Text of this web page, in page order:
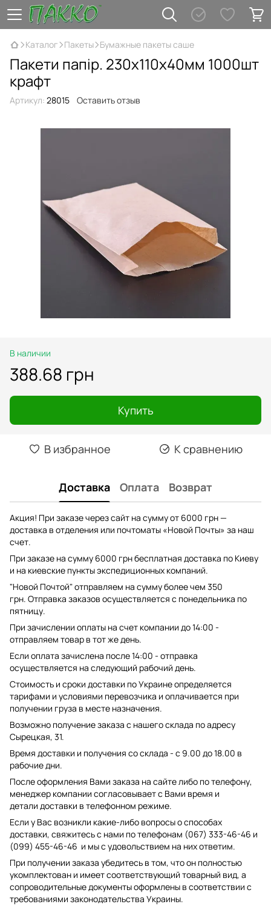
Каталог Пакеты Бумажные пакеты саше
Пакети папір. 230х110х40мм 1000шт
крафт
Артикул: 28015 Оставить отзыв
В наличии
388.68 грн
Купить
В избранное К сравнению
Доставка Оплата Возврат
Акция! При заказе через сайт на сумму от 6000 грн —
доставка в отделения или почтоматы «Новой Почты» за наш
счет.
При заказе на сумму 6000 грн бесплатная доставка по Киеву
и на киевские пункты экспедиционных компаний.
"Новой Почтой" отправляем на сумму более чем 350
грн. Отправка заказов осуществляется с понедельника по
пятницу.
При зачислении оплаты на счет компании до 14:00 -
отправляем товар в тот же день.
Если оплата зачислена после 14:00 - отправка
осуществляется на следующий рабочий день.
Стоимость и сроки доставки по Украине определяется
тарифами и условиями перевозчика и оплачивается при
получении груза в месте назначения.
Возможно получение заказа с нашего склада по адресу
Сырецкая, 31.
Время доставки и получения со склада - с 9.00 до 18.00 в
рабочие дни.
После оформления Вами заказа на сайте либо по телефону,
менеджер компании согласовывает с Вами время и
детали доставки в телефонном режиме.
Если у Вас возникли какие-либо вопросы о способах
доставки, свяжитесь с нами по телефонам (067) 333-46-46 и
(099) 455-46-46 и мы с удовольствием на них ответим.
При получении заказа убедитесь в том, что он полностью
укомплектован и имеет соответствующий товарный вид, а
сопроводительные документы оформлены в соответствии с
требованиями законодательства Украины.